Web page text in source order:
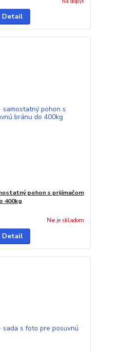
Detail
pohon s prijímačom
400kg
Nie je skladom
Detail